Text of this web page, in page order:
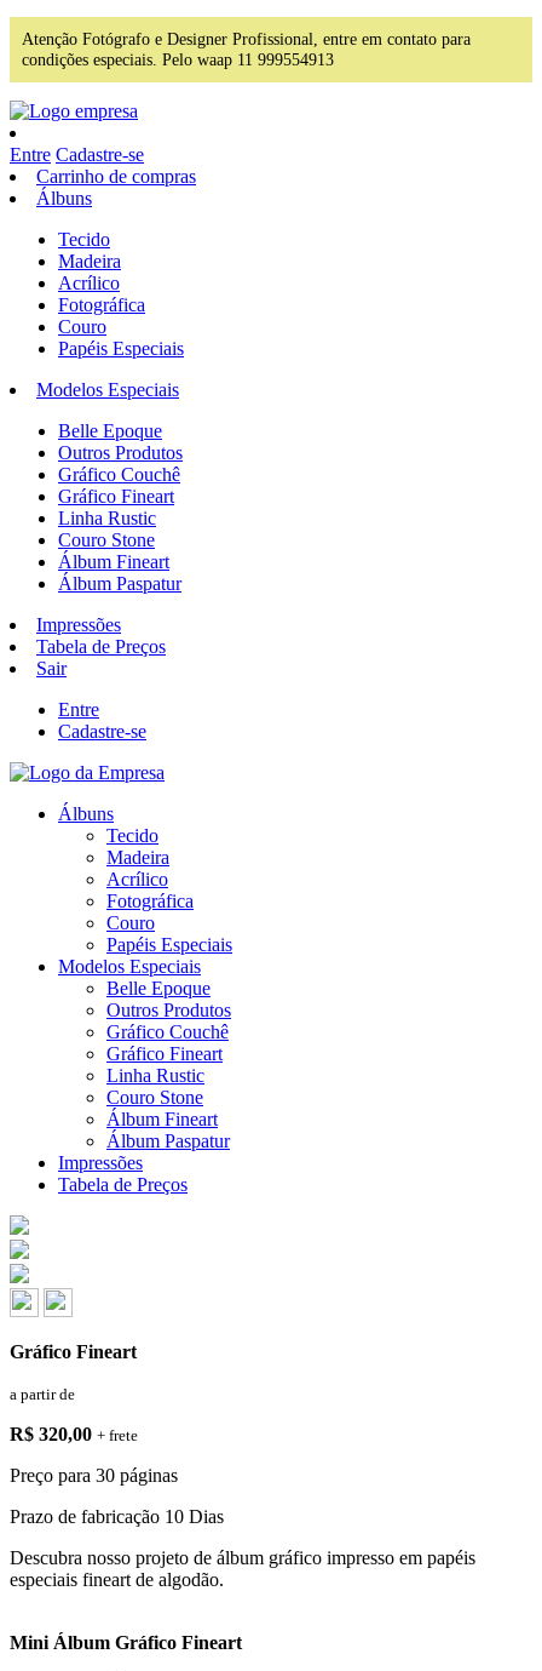
Atenção Fotógrafo e Designer Profissional, entre em contato para
condições especiais. Pelo waap 11 999554913
Entre Cadastre-se
Carrinho de compras
Álbuns
Tecido
Madeira
Acrílico
Fotográfica
Couro
Papéis Especiais
Modelos Especiais
Belle Epoque
Outros Produtos
Gráfico Couchê
Gráfico Fineart
Linha Rustic
Couro Stone
Álbum Fineart
Álbum Paspatur
Impressões
Tabela de Preços
Sair
Entre
Cadastre-se
Álbuns
Tecido
Madeira
Acrílico
Fotográfica
Couro
Papéis Especiais
Modelos Especiais
Belle Epoque
Outros Produtos
Gráfico Couchê
Gráfico Fineart
Linha Rustic
Couro Stone
Álbum Fineart
Álbum Paspatur
Impressões
Tabela de Preços
Gráfico Fineart
a partir de
R$ 320,00 + frete
Preço para 30 páginas
Prazo de fabricação 10 Dias
Descubra nosso projeto de álbum gráfico impresso em papéis
especiais fineart de algodão.
Mini Álbum Gráfico Fineart